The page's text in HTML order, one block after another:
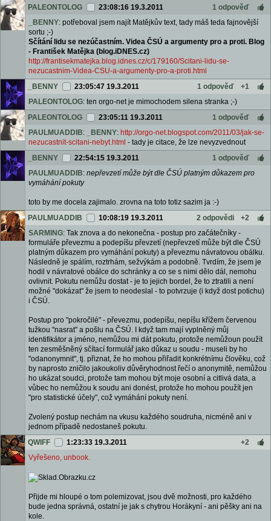
PALEONTOLOG
23:08:16 19.3.2011
1 odpověď
_BENNY: potřeboval jsem najít Matějkův text, tady máš teda fajnovější
sortu ;-)
Sčítání lidu se nezúčastním. Videa ČSÚ a argumenty pro a proti. Blog
- František Matějka (blog.iDNES.cz)
http://frantisekmatejka.blog.idnes.cz/c/179160/Scitani-lidu-se-
nezucastnim-Videa-CSU-a-argumenty-pro-a-proti.html
_BENNY
23:05:47 19.3.2011 1 odpověď
+1
PALEONTOLOG: ten orgo-net je mimochodem silena stranka ;-)
PALEONTOLOG
23:05:11 19.3.2011
1 odpověď
PAULMUADDIB: _BENNY: http://orgo-net.blogspot.com/2011/03/jak-se-
nezucastnit-scitani-nebyt.html - tady je citace, že lze nevyzvednout
_BENNY
22:54:15 19.3.2011
1 odpověď
PAULMUADDIB: nepřevzetí může být dle ČSÚ platným důkazem pro
vymáhání pokuty
toto by me docela zajimalo. zrovna na toto totiz sazim ja :-)
PAULMUADDIB
10:08:19 19.3.2011 2 odpovědi
+2
SARMING: Tak znova a do nekonečna - postup pro začátečníky -
formuláře převezmu a podepíšu převzetí (nepřevzetí může být dle ČSÚ
platným důkazem pro vymáhání pokuty) a převezmu návratovou obálku.
Následně je spálím, roztrhám, sežvýkám a podobně. Tvrdím, že jsem je
hodil v návratové obálce do schránky a co se s nimi dělo dál, nemohu
ovlivnit. Pokutu nemůžu dostat - je to jejich bordel, že to ztratili a není
možné "dokázat" že jsem to neodeslal - to potvrzuje (i když dost potichu)
i ČSÚ.
Postup pro "pokročilé" - převezmu, podepíšu, nepíšu křížem červenou
tužkou "nasrat" a pošlu na ČSÚ. I když tam mají vyplněný můj
identifikátor a jméno, nemůžou mi dát pokutu, protože nemůžoun použít
ten zesměšněný sčítací formulář jako důkaz u soudu - museli by ho
"odanonymnit", tj. přiznat, že ho mohou přiřadit konkrétnímu člověku, což
by naprosto zničilo jakoukoliv důvěryhodnost řečí o anonymitě, nemůžou
ho ukázat soudci, protože tam mohou být moje osobní a citlivá data, a
vůbec ho nemůžou k soudu ani donést, protože ho mohou použít jen
"pro statistické účely", což vymáhání pokuty není.
Zvolený postup nechám na vkusu každého soudruha, nicméně ani v
jednom případě nedostaneš pokutu.
QWIFF
1:23:33 19.3.2011
+2
Vyřešeno, unbook.
Přijde mi hloupé o tom polemizovat, jsou dvě možnosti, pro každého
bude jedna správná, ostatní je jak s chytrou Horákyní - ani pěšky ani na
kole.